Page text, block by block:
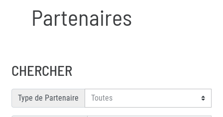
Partenaires
CHERCHER
Type de Partenaire